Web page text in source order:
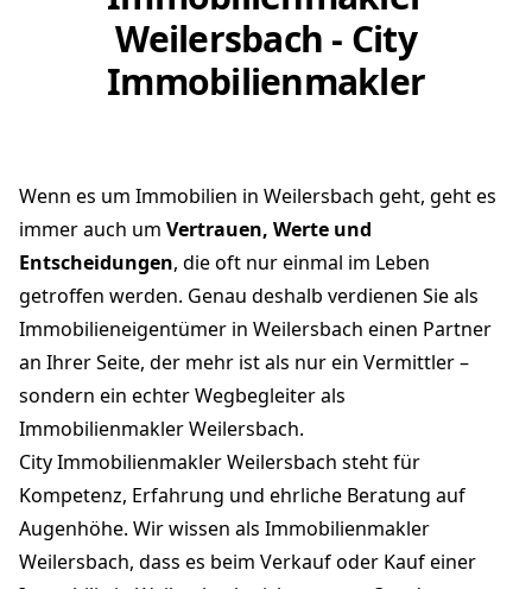
Weilersbach - City
Immobilienmakler
Wenn es um Immobilien in Weilersbach geht, geht es
immer auch um Vertrauen, Werte und
Entscheidungen, die oft nur einmal im Leben
getroffen werden. Genau deshalb verdienen Sie als
Immobilieneigentümer in Weilersbach einen Partner
an Ihrer Seite, der mehr ist als nur ein Vermittler –
sondern ein echter Wegbegleiter als
Immobilienmakler Weilersbach.
City Immobilienmakler Weilersbach steht für
Kompetenz, Erfahrung und ehrliche Beratung auf
Augenhöhe. Wir wissen als Immobilienmakler
Weilersbach, dass es beim Verkauf oder Kauf einer